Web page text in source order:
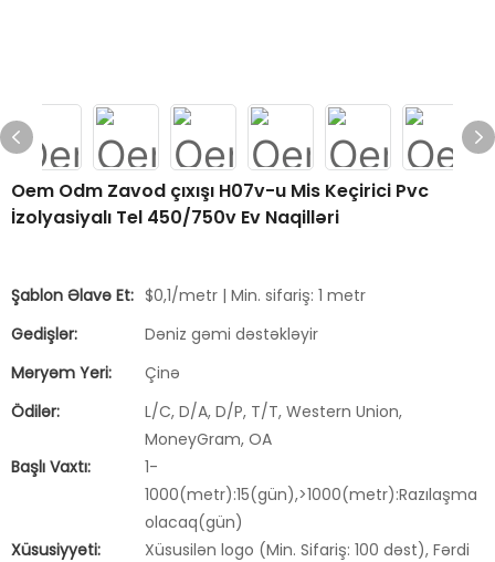
Oem Odm Zavod çıxışı H07v-u Mis Keçirici Pvc
İzolyasiyalı Tel 450/750v Ev Naqilləri
Şablon Əlavə Et: $0,1/metr | Min. sifariş: 1 metr
Gedişlər:
Dəniz gəmi dəstəkləyir
Məryəm Yeri:
Çinə
Ödilər:
L/C, D/A, D/P, T/T, Western Union,
MoneyGram, OA
Başlı Vaxtı:
1-
1000(metr):15(gün),>1000(metr):Razılaşma
olacaq(gün)
Xüsusiyyəti:
Xüsusilən logo (Min. Sifariş: 100 dəst), Fərdi